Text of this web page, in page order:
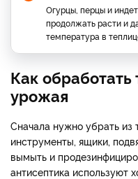
Огурцы, перцы и
продолжать расти и
температура в
Как обработать
урожая
Сначала нужно убрать из
инструменты, ящики,
вымыть и
антисептика используют